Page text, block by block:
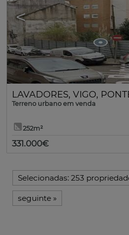
<
LAVADORES, VIGO,
Terreno urbano em venda
252m²
331.000€
Selecionadas: 253
seguinte »